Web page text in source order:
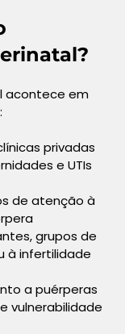
acontece em
privadas
e UTIs
de atenção à
grupos de
à infertilidade
a puérperas
vulnerabilidade